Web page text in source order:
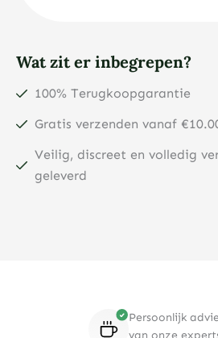
Wat zit er inbegrepen?
100% Terugkoopgarantie
Gratis verzenden vanaf
Veilig, discreet en volledig
geleverd
Persoonlijk